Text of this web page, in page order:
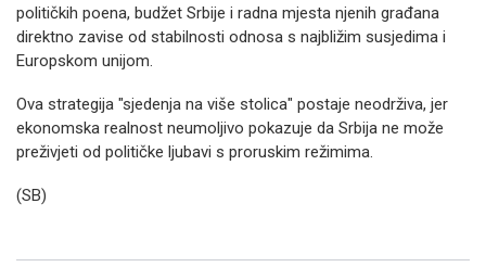
političkih poena, budžet Srbije i radna mjesta njenih građana
direktno zavise od stabilnosti odnosa s najbližim susjedima i
Europskom unijom.
Ova strategija "sjedenja na više stolica" postaje neodrživa, jer
ekonomska realnost neumoljivo pokazuje da Srbija ne može
preživjeti od političke ljubavi s proruskim režimima.
(SB)